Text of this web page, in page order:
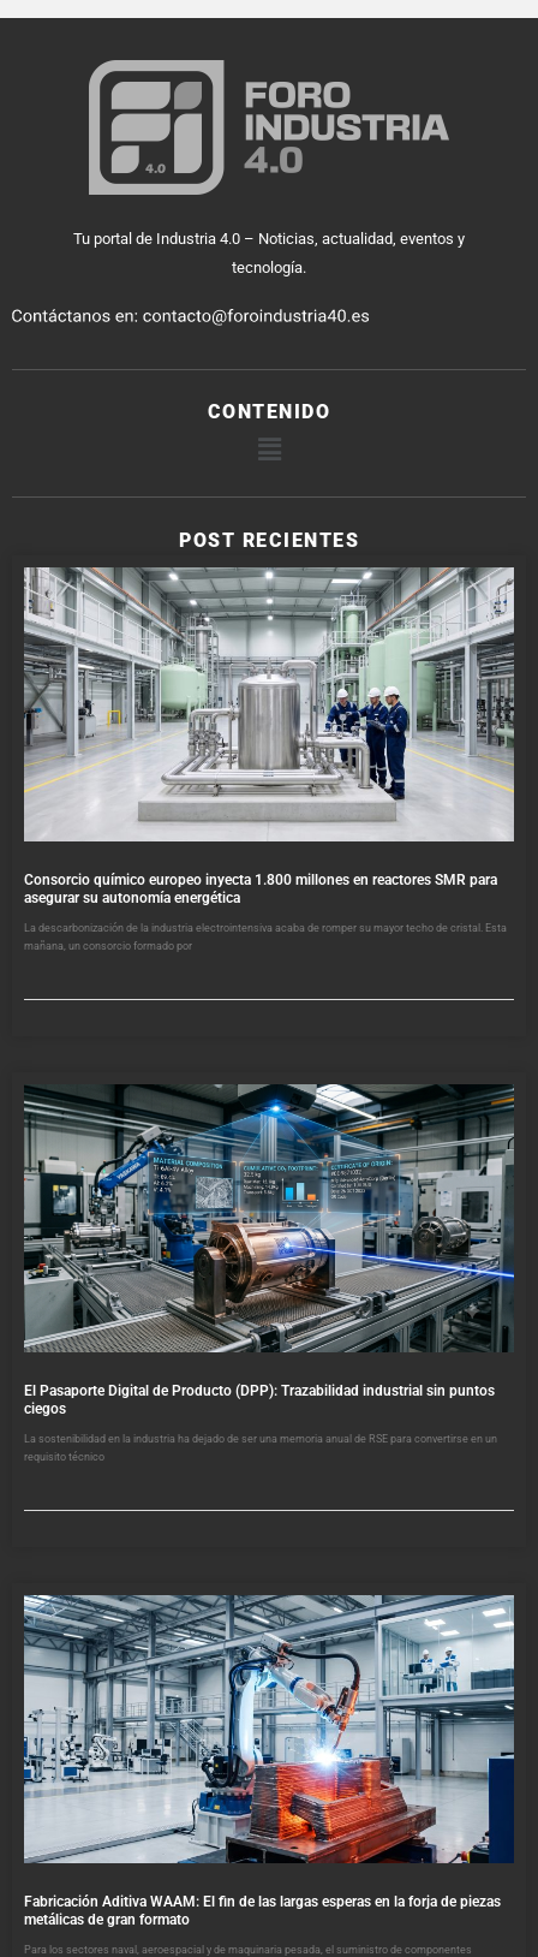
Tu portal de Industria 4.0 – Noticias, actualidad, eventos y
tecnología.
CONTENIDO
POST RECIENTES
Consorcio químico europeo inyecta 1.800 millones en reactores SMR para
asegurar su autonomía energética
La descarbonización de la industria electrointensiva acaba de romper su mayor techo de cristal. Esta
mañana, un consorcio formado por
El Pasaporte Digital de Producto (DPP): Trazabilidad industrial sin puntos
ciegos
La sostenibilidad en la industria ha dejado de ser una memoria anual de RSE para convertirse en un
requisito técnico
Fabricación Aditiva WAAM: El fin de las largas esperas en la forja de piezas
metálicas de gran formato
Para los sectores naval, aeroespacial y de maquinaria pesada, el suministro de componentes